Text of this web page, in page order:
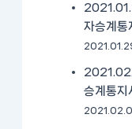
자승계통
승계통지